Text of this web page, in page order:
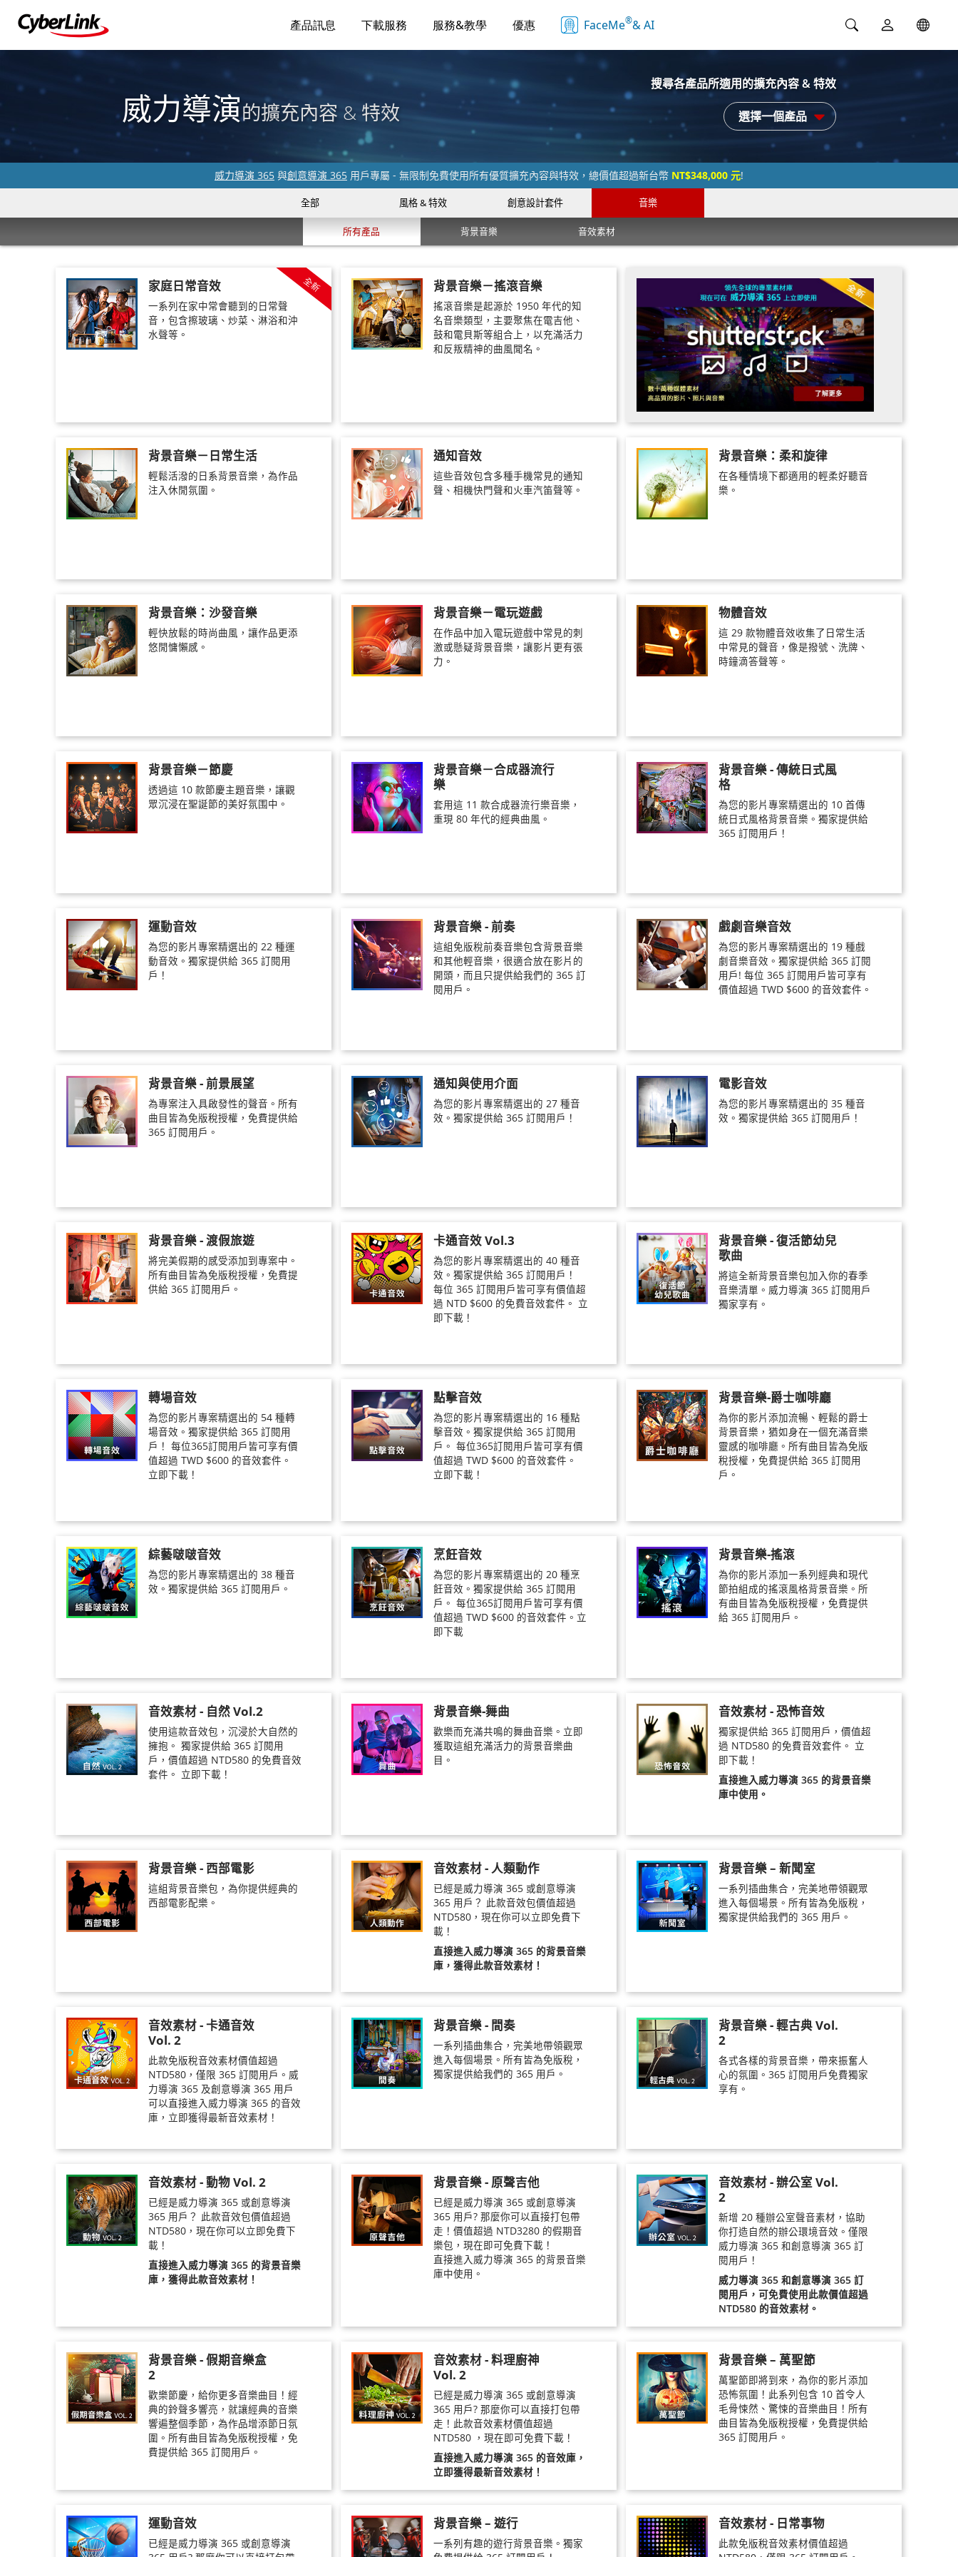
產品訊息 下載服務 服務&教學 優惠 FaceMe®& AI
威力導演的擴充內容 & 特效
搜尋各產品所適用的擴充內容 & 特效
選擇一個產品
威力導演 365 與創意導演 365 用戶專屬 - 無限制免費使用所有優質擴充內容與特效，總價值超過新台幣 NT$348,000 元!
全部 風格 & 特效 創意設計套件 音樂
所有產品 背景音樂 音效素材
全新
家庭日常音效
一系列在家中常會聽到的日常聲
音，包含擦玻璃、炒菜、淋浴和沖
水聲等。
背景音樂－搖滾音樂
搖滾音樂是起源於 1950 年代的知
名音樂類型，主要聚焦在電吉他、
鼓和電貝斯等組合上，以充滿活力
和反叛精神的曲風聞名。
背景音樂－日常生活
輕鬆活潑的日系背景音樂，為作品
注入休閒氛圍。
通知音效
這些音效包含多種手機常見的通知
聲、相機快門聲和火車汽笛聲等。
背景音樂：柔和旋律
在各種情境下都適用的輕柔好聽音
樂。
背景音樂：沙發音樂
輕快放鬆的時尚曲風，讓作品更添
悠閒慵懶感。
背景音樂－電玩遊戲
在作品中加入電玩遊戲中常見的刺
激或懸疑背景音樂，讓影片更有張
力。
物體音效
這 29 款物體音效收集了日常生活
中常見的聲音，像是撥號、洗牌、
時鐘滴答聲等。
背景音樂－節慶
透過這 10 款節慶主題音樂，讓觀
眾沉浸在聖誕節的美好氛围中。
背景音樂－合成器流行
樂
套用這 11 款合成器流行樂音樂，
重現 80 年代的經典曲風。
背景音樂 - 傳統日式風
格
為您的影片專案精選出的 10 首傳
統日式風格背景音樂。獨家提供給
365 訂閱用戶！
運動音效
為您的影片專案精選出的 22 種運
動音效。獨家提供給 365 訂閱用
戶！
背景音樂 - 前奏
這組免版稅前奏音樂包含背景音樂
和其他輕音樂，很適合放在影片的
開頭，而且只提供給我們的 365 訂
閱用戶。
戲劇音樂音效
為您的影片專案精選出的 19 種戲
劇音樂音效。獨家提供給 365 訂閱
用戶! 每位 365 訂閱用戶皆可享有
價值超過 TWD $600 的音效套件。
背景音樂 - 前景展望
為專案注入具啟發性的聲音。所有
曲目皆為免版稅授權，免費提供給
365 訂閱用戶。
通知與使用介面
為您的影片專案精選出的 27 種音
效。獨家提供給 365 訂閱用戶！
電影音效
為您的影片專案精選出的 35 種音
效。獨家提供給 365 訂閱用戶！
背景音樂 - 渡假旅遊
將完美假期的感受添加到專案中。
所有曲目皆為免版稅授權，免費提
供給 365 訂閱用戶。
卡通音效 Vol.3
為您的影片專案精選出的 40 種音
效。獨家提供給 365 訂閱用戶！
每位 365 訂閱用戶皆可享有價值超
過 NTD $600 的免費音效套件。 立
即下載！
背景音樂 - 復活節幼兒
歌曲
將這全新背景音樂包加入你的春季
音樂清單。威力導演 365 訂閱用戶
獨家享有。
轉場音效
為您的影片專案精選出的 54 種轉
場音效。獨家提供給 365 訂閱用
戶！ 每位365訂閱用戶皆可享有價
值超過 TWD $600 的音效套件。
立即下載！
點擊音效
為您的影片專案精選出的 16 種點
擊音效。獨家提供給 365 訂閱用
戶。 每位365訂閱用戶皆可享有價
值超過 TWD $600 的音效套件。
立即下載！
背景音樂-爵士咖啡廳
為你的影片添加流暢、輕鬆的爵士
背景音樂，猶如身在一個充滿音樂
靈感的咖啡廳。所有曲目皆為免版
稅授權，免費提供給 365 訂閱用
戶。
綜藝啵啵音效
為您的影片專案精選出的 38 種音
效。獨家提供給 365 訂閱用戶。
烹飪音效
為您的影片專案精選出的 20 種烹
飪音效。獨家提供給 365 訂閱用
戶。 每位365訂閱用戶皆可享有價
值超過 TWD $600 的音效套件。立
即下載
背景音樂-搖滾
為你的影片添加一系列經典和現代
節拍組成的搖滾風格背景音樂。所
有曲目皆為免版稅授權，免費提供
給 365 訂閱用戶。
音效素材 - 自然 Vol.2
使用這款音效包，沉浸於大自然的
擁抱。 獨家提供給 365 訂閱用
戶，價值超過 NTD580 的免費音效
套件。 立即下載！
背景音樂-舞曲
歡樂而充滿共鳴的舞曲音樂。立即
獲取這組充滿活力的背景音樂曲
目。
音效素材 - 恐怖音效
獨家提供給 365 訂閱用戶，價值超
過 NTD580 的免費音效套件。 立
即下載！
直接進入威力導演 365 的背景音樂
庫中使用。
背景音樂 - 西部電影
這組背景音樂包，為你提供經典的
西部電影配樂。
音效素材 - 人類動作
已經是威力導演 365 或創意導演
365 用戶？ 此款音效包價值超過
NTD580，現在你可以立即免費下
載！
直接進入威力導演 365 的背景音樂
庫，獲得此款音效素材！
背景音樂 – 新聞室
一系列插曲集合，完美地帶領觀眾
進入每個場景。所有皆為免版稅，
獨家提供給我們的 365 用戶。
音效素材 - 卡通音效
Vol. 2
此款免版稅音效素材價值超過
NTD580，僅限 365 訂閱用戶。威
力導演 365 及創意導演 365 用戶
可以直接進入威力導演 365 的音效
庫，立即獲得最新音效素材！
背景音樂 - 間奏
一系列插曲集合，完美地帶領觀眾
進入每個場景。所有皆為免版稅，
獨家提供給我們的 365 用戶。
背景音樂 - 輕古典 Vol.
2
各式各樣的背景音樂，帶來振奮人
心的氛圍。365 訂閱用戶免費獨家
享有。
音效素材 - 動物 Vol. 2
已經是威力導演 365 或創意導演
365 用戶？ 此款音效包價值超過
NTD580，現在你可以立即免費下
載！
直接進入威力導演 365 的背景音樂
庫，獲得此款音效素材！
背景音樂 - 原聲吉他
已經是威力導演 365 或創意導演
365 用戶? 那麼你可以直接打包帶
走！價值超過 NTD3280 的假期音
樂包，現在即可免費下載！
直接進入威力導演 365 的背景音樂
庫中使用。
音效素材 - 辦公室 Vol.
2
新增 20 種辦公室聲音素材，協助
你打造自然的辦公環境音效。僅限
威力導演 365 和創意導演 365 訂
閱用戶！
威力導演 365 和創意導演 365 訂
閱用戶，可免費使用此款價值超過
NTD580 的音效素材。
背景音樂 - 假期音樂盒
2
歡樂節慶，給你更多音樂曲目！經
典的鈴聲多響亮，就讓經典的音樂
響遍整個季節，為作品增添節日氛
圍。所有曲目皆為免版稅授權，免
費提供給 365 訂閱用戶。
音效素材 - 料理廚神
Vol. 2
已經是威力導演 365 或創意導演
365 用戶? 那麼你可以直接打包帶
走！此款音效素材價值超過
NTD580 ，現在即可免費下載！
直接進入威力導演 365 的音效庫，
立即獲得最新音效素材！
背景音樂 – 萬聖節
萬聖節即將到來，為你的影片添加
恐怖氛圍！此系列包含 10 首令人
毛骨悚然、驚悚的音樂曲目！所有
曲目皆為免版稅授權，免費提供給
365 訂閱用戶。
運動音效
已經是威力導演 365 或創意導演
背景音樂 – 遊行
一系列有趣的遊行背景音樂。獨家
音效素材 - 日常事物
此款免版稅音效素材價值超過